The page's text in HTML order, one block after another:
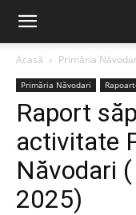
Acasă Primăria
Primăria Năvodari
Raport
activitate
Năvodari
2025)